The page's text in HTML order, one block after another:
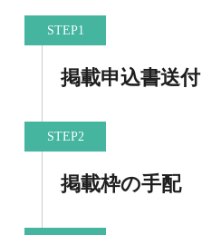
STEP1
掲載申込書送付
STEP2
掲載枠の手配